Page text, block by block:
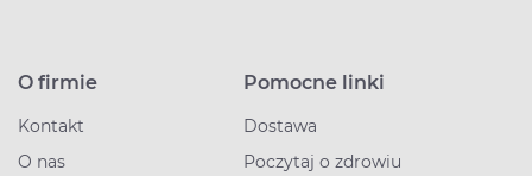
O firmie
Kontakt
O nas
Pomocne linki
Dostawa
Poczytaj o zdrowiu